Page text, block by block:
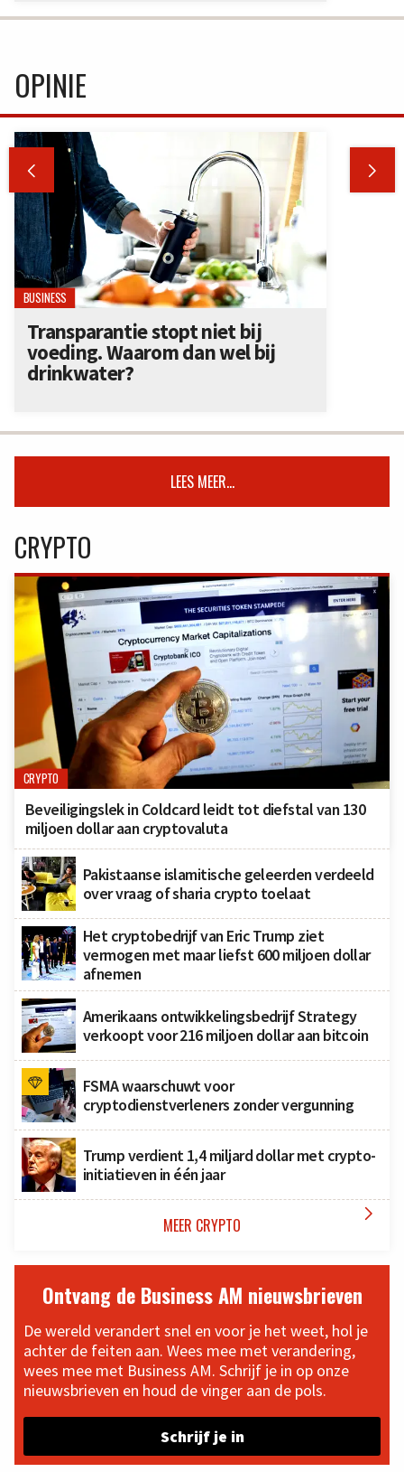
OPINIE
 
BUSINESS
Transparantie stopt niet bij
voeding. Waarom dan wel bij
drinkwater?
LEES MEER...
CRYPTO
CRYPTO
Beveiligingslek in Coldcard leidt tot diefstal van 130
miljoen dollar aan cryptovaluta
Pakistaanse islamitische geleerden verdeeld
over vraag of sharia crypto toelaat
Het cryptobedrijf van Eric Trump ziet
vermogen met maar liefst 600 miljoen dollar
afnemen
Amerikaans ontwikkelingsbedrijf Strategy
verkoopt voor 216 miljoen dollar aan bitcoin
FSMA waarschuwt voor
cryptodienstverleners zonder vergunning
Trump verdient 1,4 miljard dollar met crypto-
initiatieven in één jaar
MEER CRYPTO 
Ontvang de Business AM nieuwsbrieven
De wereld verandert snel en voor je het weet, hol je
achter de feiten aan. Wees mee met verandering,
wees mee met Business AM. Schrijf je in op onze
nieuwsbrieven en houd de vinger aan de pols.
Schrijf je in